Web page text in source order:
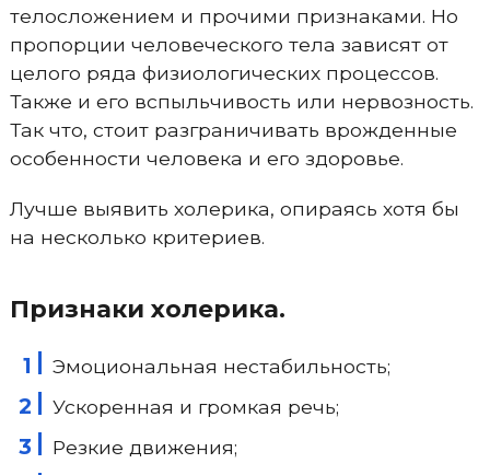
телосложением и прочими признаками. Но
пропорции человеческого тела зависят от
целого ряда физиологических процессов.
Также и его вспыльчивость или нервозность.
Так что, стоит разграничивать врожденные
особенности человека и его здоровье.
Лучше выявить холерика, опираясь хотя бы
на несколько критериев.
Признаки холерика.
Эмоциональная нестабильность;
Ускоренная и громкая речь;
Резкие движения;